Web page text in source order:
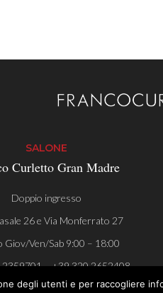
SALONE
Curletto Gran Madre
Doppio ingresso
26 e Via Monferrato 27
Giov/Ven/Sab 9:00 – 18:00
– +39 320 2652408
degli utenti e per raccogliere